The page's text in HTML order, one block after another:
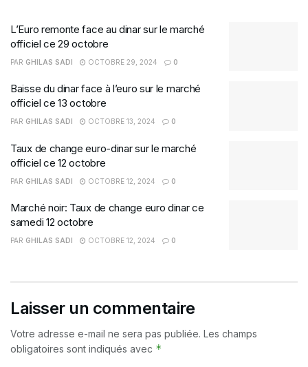
L’Euro remonte face au dinar sur le marché
officiel ce 29 octobre
PAR GHILAS SADI OCTOBRE 29, 2024 0
Baisse du dinar face à l’euro sur le marché
officiel ce 13 octobre
PAR GHILAS SADI OCTOBRE 13, 2024 0
Taux de change euro-dinar sur le marché
officiel ce 12 octobre
PAR GHILAS SADI OCTOBRE 12, 2024 0
Marché noir: Taux de change euro dinar ce
samedi 12 octobre
PAR GHILAS SADI OCTOBRE 12, 2024 0
Laisser un commentaire
Votre adresse e-mail ne sera pas publiée. Les champs
obligatoires sont indiqués avec *